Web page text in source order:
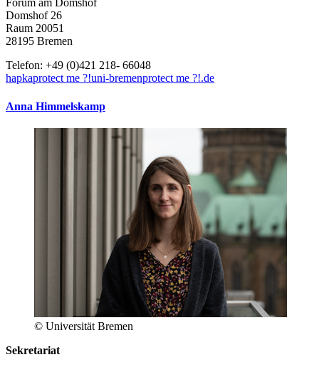
Forum am Domshof
Domshof 26
Raum 20051
28195 Bremen
Telefon: +49 (0)421 218- 66048
hapkaprotect me ?!uni-bremenprotect me ?!.de
Anna Himmelskamp
© Universität Bremen
Sekretariat